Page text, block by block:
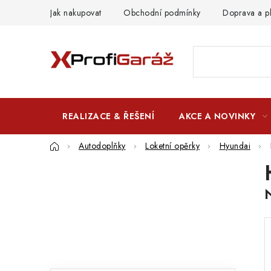
Jak nakupovat Obchodní podmínky Doprava a
REALIZACE & ŘEŠENÍ AKCE A NOVINKY
DomůAutodoplňky Loketní opěrky Hyundai
r